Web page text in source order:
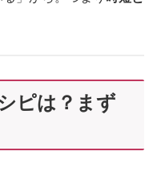
ピは？まず